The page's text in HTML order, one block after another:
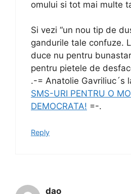
omului si tot mai multe
Si vezi “un nou tip de
gandurile tale confuze.
duce nu pentru
pentru pietele de
.-= Anatolie Gavriliuc´s
SMS-URI PENTRU O
DEMOCRATA! =-.
Reply
dao